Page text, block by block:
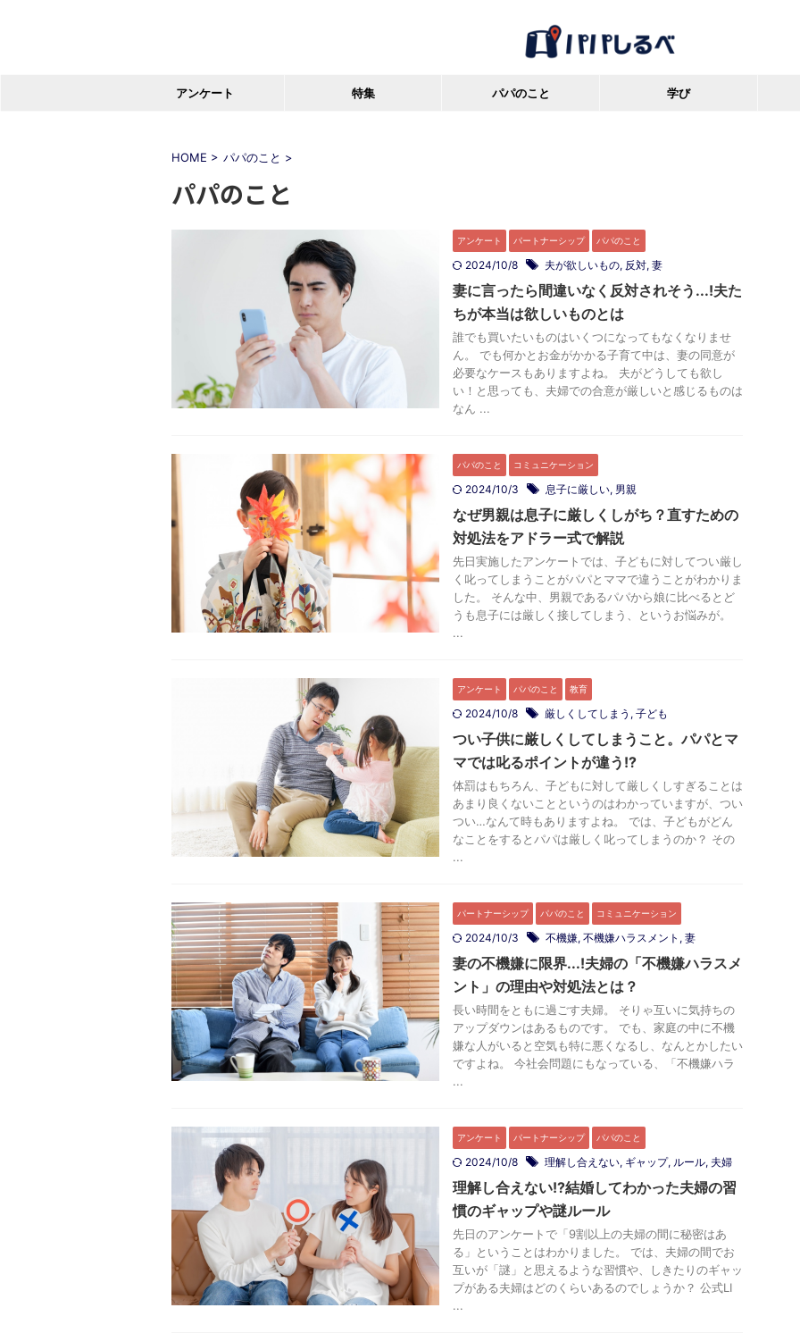
アンケート 特集 パパのこと 学び
HOME > パパのこと >
パパのこと
アンケート パートナーシップ パパのこと
2024/10/8 夫が欲しいもの, 反対, 妻
妻に言ったら間違いなく反対されそう...!夫た
ちが本当は欲しいものとは
誰でも買いたいものはいくつになってもなくなりませ
ん。 でも何かとお金がかかる子育て中は、妻の同意が
必要なケースもありますよね。 夫がどうしても欲し
い！と思っても、夫婦での合意が厳しいと感じるものは
なん ...
パパのこと コミュニケーション
2024/10/3 息子に厳しい, 男親
なぜ男親は息子に厳しくしがち？直すための
対処法をアドラー式で解説
先日実施したアンケートでは、子どもに対してつい厳し
く叱ってしまうことがパパとママで違うことがわかりま
した。 そんな中、男親であるパパから娘に比べるとど
うも息子には厳しく接してしまう、というお悩みが。
...
アンケート パパのこと 教育
2024/10/8 厳しくしてしまう , 子ども
つい子供に厳しくしてしまうこと。パパとマ
マでは叱るポイントが違う!?
体罰はもちろん、子どもに対して厳しくしすぎることは
あまり良くないことというのはわかっていますが、つい
つい…なんて時もありますよね。 では、子どもがどん
なことをするとパパは厳しく叱ってしまうのか？ その
...
パートナーシップ パパのこと コミュニケーション
2024/10/3 不機嫌, 不機嫌ハラスメント , 妻
妻の不機嫌に限界...!夫婦の「不機嫌ハラスメ
ント」の理由や対処法とは？
長い時間をともに過ごす夫婦。 そりゃ互いに気持ちの
アップダウンはあるものです。 でも、家庭の中に不機
嫌な人がいると空気も特に悪くなるし、なんとかしたい
ですよね。 今社会問題にもなっている、「不機嫌ハラ
...
アンケート パートナーシップ パパのこと
2024/10/8 理解し合えない, ギャップ, ルール, 夫婦
理解し合えない!?結婚してわかった夫婦の習
慣のギャップや謎ルール
先日のアンケートで「9割以上の夫婦の間に秘密はあ
る」ということはわかりました。 では、夫婦の間でお
互いが「謎」と思えるような習慣や、しきたりのギャッ
プがある夫婦はどのくらいあるのでしょうか？ 公式LI
...